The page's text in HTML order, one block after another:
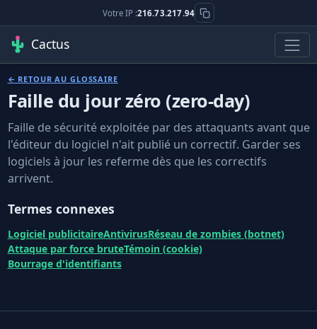
Votre IP :216.73.217.94
Cactus
← RETOUR AU GLOSSAIRE
Faille du jour zéro (zero-day)
Faille de sécurité exploitée par des attaquants avant que
l'éditeur du logiciel n'ait publié un correctif. Garder ses
logiciels à jour les referme dès que les correctifs
arrivent.
Termes connexes
Logiciel publicitaireAntivirusRéseau de zombies (botnet)
Attaque par force bruteTémoin (cookie)
Bourrage d'identifiants